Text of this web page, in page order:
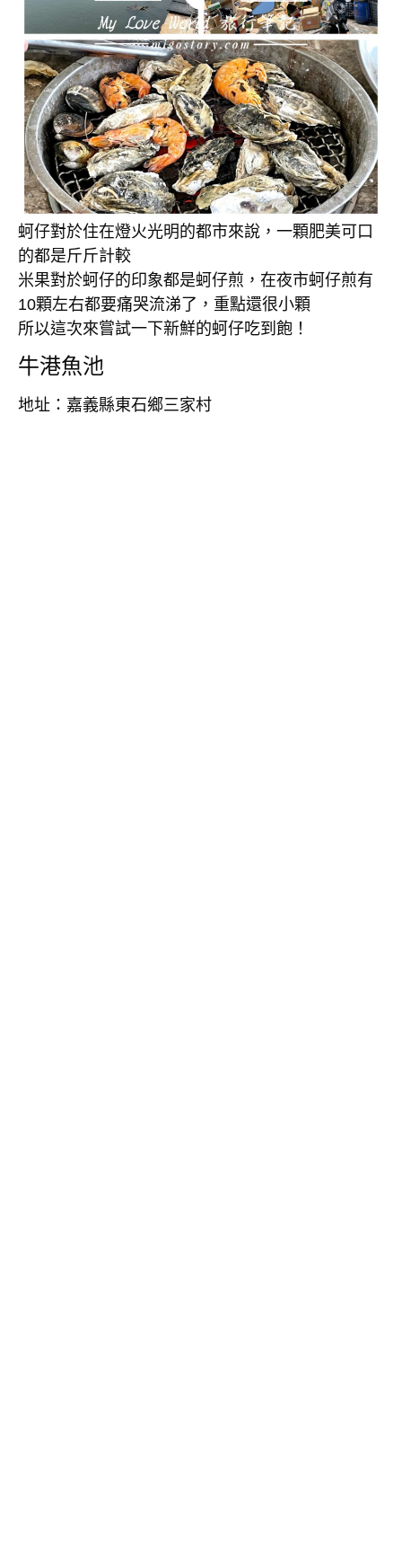
蚵仔對於住在燈火光明的都市來說，一顆肥美可口
的都是斤斤計較
米果對於蚵仔的印象都是蚵仔煎，在夜市蚵仔煎有
10顆左右都要痛哭流涕了，重點還很小顆
所以這次來嘗試一下新鮮的蚵仔吃到飽！
牛港魚池
地址：嘉義縣東石鄉三家村